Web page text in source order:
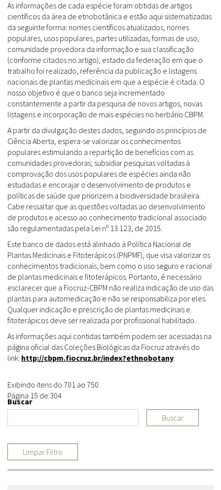
As informações de cada espécie foram obtidas de artigos
científicos da área de etnobotânica e estão aqui sistematizadas
da seguinte forma: nomes científicos atualizados, nomes
populares, usos populares, partes utilizadas, formas de uso,
comunidade provedora da informação e sua classificação
(conforme citados no artigo), estado da federação em que o
trabalho foi realizado, referência da publicação e listagens
nacionais de plantas medicinais em que a espécie é citada. O
nosso objetivo é que o banco seja incrementado
constantemente a partir da pesquisa de novos artigos, novas
listagens e incorporação de mais espécies no herbário CBPM.
A partir da divulgação destes dados, seguindo os princípios de
Ciência Aberta, espera-se valorizar os conhecimentos
populares estimulando a repartição de benefícios com as
comunidades provedoras; subsidiar pesquisas voltadas à
comprovação dos usos populares de espécies ainda não
estudadas e encorajar o desenvolvimento de produtos e
políticas de saúde que priorizem a biodiversidade brasileira.
Cabe ressaltar que as questões voltadas ao desenvolvimento
de produtos e acesso ao conhecimento tradicional associado
são regulamentadas pela Lei nº 13.123, de 2015.
Este banco de dados está alinhado à Política Nacional de
Plantas Medicinais e Fitoterápicos (PNPMF), que visa valorizar os
conhecimentos tradicionais, bem como o uso seguro e racional
de plantas medicinais e fitoterápicos. Portanto, é necessário
esclarecer que a Fiocruz-CBPM não realiza indicação de uso das
plantas para automedicação e não se responsabiliza por eles.
Qualquer indicação e prescrição de plantas medicinais e
fitoterápicos deve ser realizada por profissional habilitado.
As informações aqui contidas também podem ser acessadas na
página oficial das Coleções Biológicas da Fiocruz através do
link: http://cbpm.fiocruz.br/index?ethnobotany.
Exibindo itens do 701 ao 750
Página 15 de 304
Buscar
Buscar
Limpar Filtro